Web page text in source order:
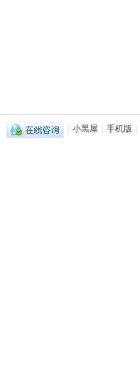
小黑屋 手机版